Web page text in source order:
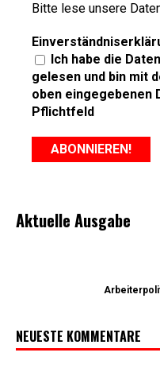
Bitte lese unsere
Ich habe die
gelesen und bin mit
oben eingegebenen
Pflichtfeld
Aktuelle Ausgabe
NEUESTE KOMMENTARE